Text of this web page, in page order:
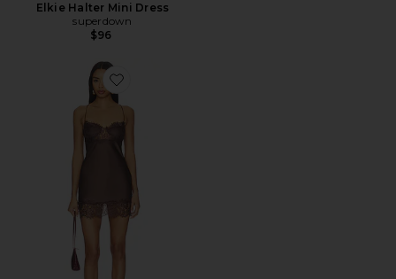
Elkie Halter Mini Dress
superdown
$96
Favorite Angelic Mini Dress